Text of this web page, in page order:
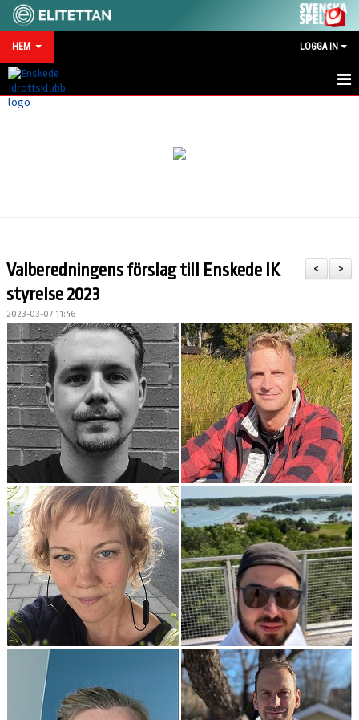
HEM LOGGA IN
HEM
SPONSRING
>
<
Valberedningens förslag till Enskede IK
styrelse 2023
2023-03-07 11:46